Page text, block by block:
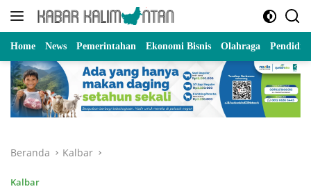
Langsung
Home News Pemerintahan Ekonomi Bisnis Olahraga
Beranda Kalbar
Kalbar